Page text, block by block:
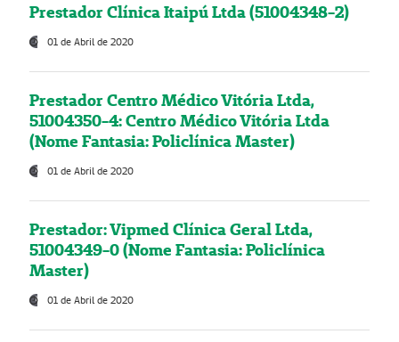
Prestador Clínica Itaipú Ltda (51004348-2)
01 de Abril de 2020
Prestador Centro Médico Vitória Ltda,
51004350-4: Centro Médico Vitória Ltda
(Nome Fantasia: Policlínica Master)
01 de Abril de 2020
Prestador: Vipmed Clínica Geral Ltda,
51004349-0 (Nome Fantasia: Policlínica
Master)
01 de Abril de 2020